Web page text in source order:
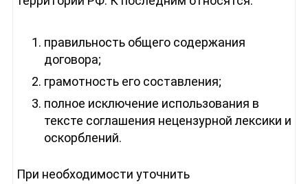
правильность общего содержания
договора;
грамотность его составления;
полное исключение использования в
тексте соглашения нецензурной лексики и
оскорблений.
При необходимости уточнить